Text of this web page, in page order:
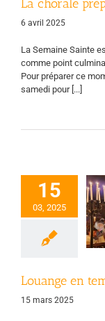
La chorale
6 avril 2025
La Semaine Sainte
comme point
Pour préparer ce
samedi pour [...]
15
03, 2025
en temps
de Carême.
Page d'accueil
Louange en
15 mars 2025